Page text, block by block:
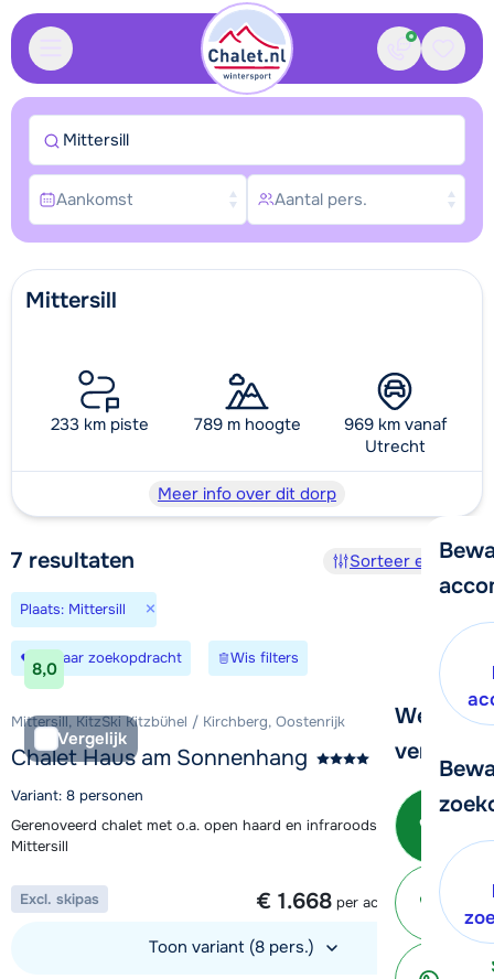
Contact
We
verder!
Bel
Mittersill
233 km piste 789 m hoogte
969 km vanaf
Utrecht
Meer info over dit dorp
7 resultaten Sorteer en filter
Plaats: Mittersill ×
Bewaar zoekopdracht Wis filters
8,0
Vergelijk
Mittersill, KitzSki Kitzbühel / Kirchberg, Oostenrijk
Chalet Haus am Sonnenhang
Variant: 8 personen
Gerenoveerd chalet met o.a. open haard en infraroodsauna in
Mittersill
1 week vanaf
€ 1.668 per accommodatie
Excl. skipas
Toon variant (8 pers.)
Mittersill
Aankomst Aantal pers.